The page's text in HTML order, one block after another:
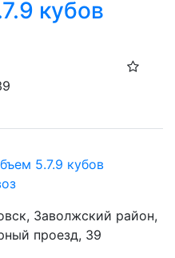
кубов
5.7.9 кубов
Заволжский район,
проезд, 39